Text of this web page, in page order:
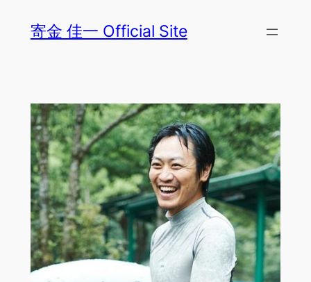
寄金 佳一 Official Site